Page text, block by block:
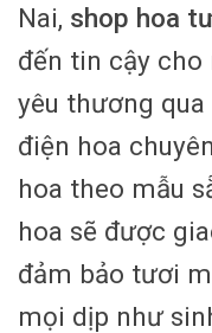
Nai, shop hoa
đến tin cậy
yêu thương
điện hoa
hoa theo mẫu
hoa sẽ được
đảm bảo tươi
mọi dịp như